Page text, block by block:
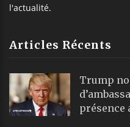
l'actualité.
Articles Récents
Trump
présence